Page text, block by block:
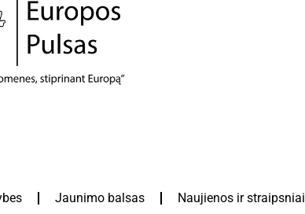
Jaunimo balsas Naujienos ir straipsniai